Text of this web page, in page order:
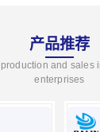
产品推荐
and sales
enterprises